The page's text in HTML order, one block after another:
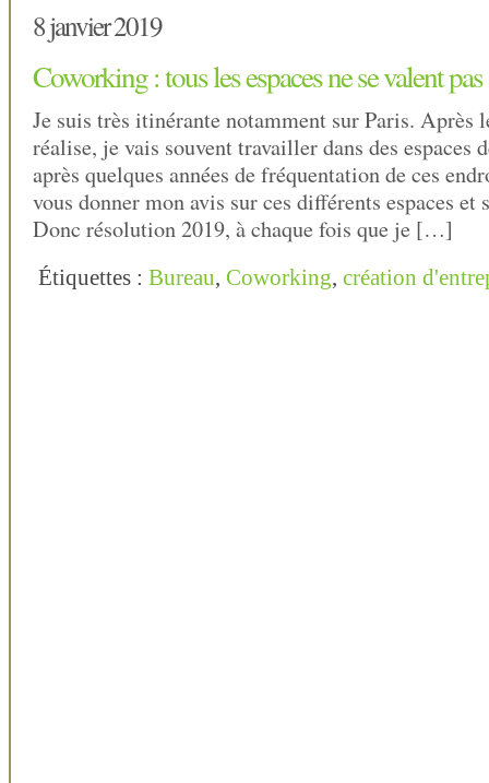
8 janvier 2019
Coworking : tous les espaces ne se valent
Je suis très itinérante notamment sur Paris. Après
réalise, je vais souvent travailler dans des espaces
après quelques années de fréquentation de ces
vous donner mon avis sur ces différents espaces et
Donc résolution 2019, à chaque fois que je […]
Étiquettes : Bureau, Coworking, création